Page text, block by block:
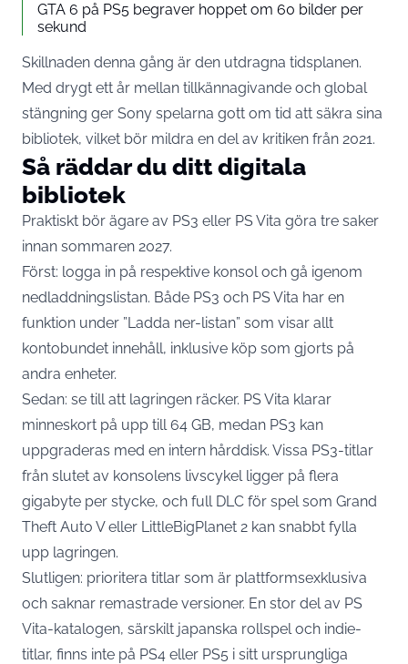
GTA 6 på PS5 begraver hoppet om 60 bilder per
sekund
Skillnaden denna gång är den utdragna tidsplanen.
Med drygt ett år mellan tillkännagivande och global
stängning ger Sony spelarna gott om tid att säkra sina
bibliotek, vilket bör mildra en del av kritiken från 2021.
Så räddar du ditt digitala
bibliotek
Praktiskt bör ägare av PS3 eller PS Vita göra tre saker
innan sommaren 2027.
Först: logga in på respektive konsol och gå igenom
nedladdningslistan. Både PS3 och PS Vita har en
funktion under ”Ladda ner-listan” som visar allt
kontobundet innehåll, inklusive köp som gjorts på
andra enheter.
Sedan: se till att lagringen räcker. PS Vita klarar
minneskort på upp till 64 GB, medan PS3 kan
uppgraderas med en intern hårddisk. Vissa PS3-titlar
från slutet av konsolens livscykel ligger på flera
gigabyte per stycke, och full DLC för spel som Grand
Theft Auto V eller LittleBigPlanet 2 kan snabbt fylla
upp lagringen.
Slutligen: prioritera titlar som är plattformsexklusiva
och saknar remastrade versioner. En stor del av PS
Vita-katalogen, särskilt japanska rollspel och indie-
titlar, finns inte på PS4 eller PS5 i sitt ursprungliga